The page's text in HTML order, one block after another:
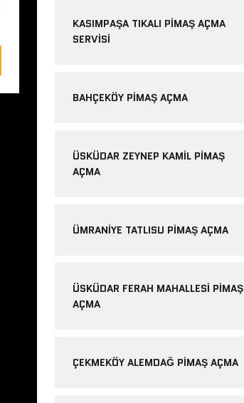
KASIMPAŞA TIKALI PIMAŞ AÇMA
SERVISI
BAHÇEKÖY PIMAŞ AÇMA
ÜSKÜDAR ZEYNEP KAMIL PIMAŞ
AÇMA
ÜMRANIYE TATLISU PIMAŞ AÇMA
ÜSKÜDAR FERAH MAHALLESI PIMAŞ
AÇMA
ÇEKMEKÖY ALEMDAĞ PIMAŞ AÇMA